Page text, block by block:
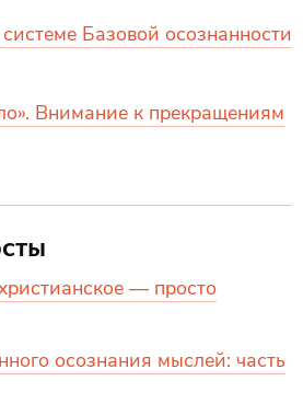
Базовой осознанности
Внимание к прекращениям
— просто
осознания мыслей: часть